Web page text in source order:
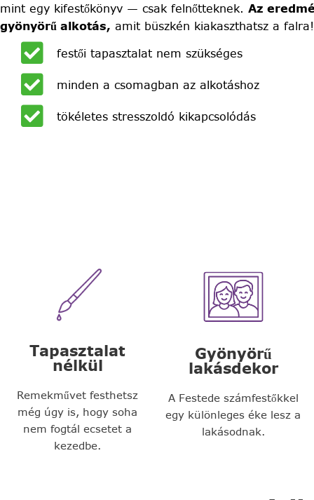
mint egy kifestőkönyv — csak felnőtteknek. Az
gyönyörű alkotás, amit büszkén kiakaszthatsz a falra!
festői tapasztalat nem szükséges
minden a csomagban az alkotáshoz
tökéletes stresszoldó kikapcsolódás
Tapasztalat
nélkül
Remekművet festhetsz
még úgy is, hogy soha
nem fogtál ecsetet a
kezedbe.
Gyönyörű
lakásdekor
A Festede számfestőkkel
egy különleges éke lesz a
lakásodnak.